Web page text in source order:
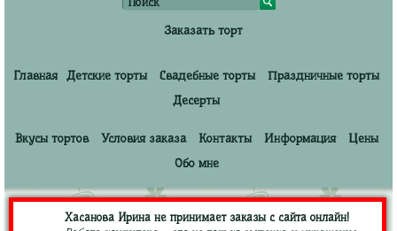
Заказать торт
Главная Детские торты Свадебные торты
Праздничные торты
Десерты
Вкусы тортов Условия заказа Контакты Информация
Цены
Обо мне
Хасанова Ирина не принимает заказы с сайта онлайн!